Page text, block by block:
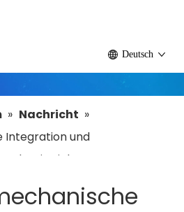
Deutsch
» Nachricht »
Integration und
Strip Light